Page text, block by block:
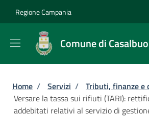
Regione Campania
Comune di
Briciole di pane
Home / Servizi / Tributi, finanze e
Versare la tassa sui rifiuti (TARI):
addebitati relativi al servizio di